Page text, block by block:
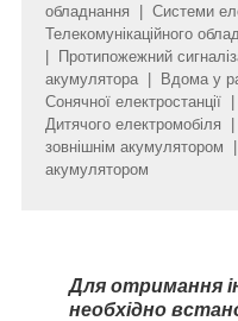
обладнання | Системи
Телекомунікаційного
| Протипожежний
акумулятора | Вдома у
Сонячної
Дитячого
зовнішнім акумулятором |
акумулятором
Для отримання
необхідно